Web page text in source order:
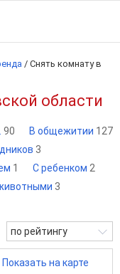
/ Снять комнату в
области
90 В общежитии 127
3
1 С ребенком 2
3
по рейтингу
Показать на карте